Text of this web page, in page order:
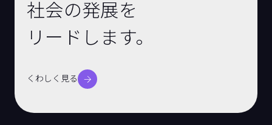
社会の発展を
リードします。
くわしく見る